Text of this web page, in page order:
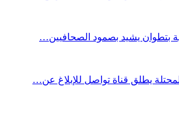
بتطوان يشيد بصمود الصحافيين…
يطلق قناة تواصل للإبلاغ عن…